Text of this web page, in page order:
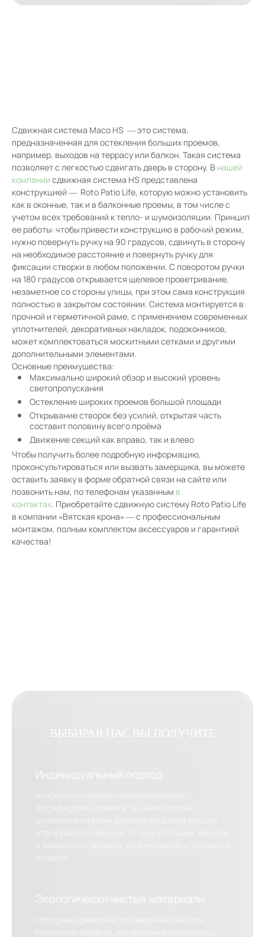
Сдвижная система Maco HS — это система,
предназначенная для остекления больших проемов,
например, выходов на террасу или балкон. Такая система
позволяет с легкостью сдвигать дверь в сторону. В нашей
компании сдвижная система HS представлена
конструкцией — Roto Patio Life, которую можно установить
как в оконные, так и в балконные проемы, в том числе с
учетом всех требований к тепло- и шумоизоляции. Принцип
ее работы: чтобы привести конструкцию в рабочий режим,
нужно повернуть ручку на 90 градусов, сдвинуть в сторону
на необходимое расстояние и повернуть ручку для
фиксации створки в любом положении. С поворотом ручки
на 180 градусов открывается щелевое проветривание,
незаметное со стороны улицы, при этом сама конструкция
полностью в закрытом состоянии. Система монтируется в
прочной и герметичной раме, с применением современных
уплотнителей, декоративных накладок, подоконников,
может комплектоваться москитными сетками и другими
дополнительными элементами.
Основные преимущества:
Максимально широкий обзор и высокий уровень
светопропускания
Остекление широких проемов большой площади
Открывание створок без усилий, открытая часть
составит половину всего проёма
Движение секций как вправо, так и влево
Чтобы получить более подробную информацию,
проконсультироваться или вызвать замерщика, вы можете
оставить заявку в форме обратной связи на сайте или
позвонить нам, по телефонам указанным в
контактах. Приобретайте сдвижную систему Roto Patio Life
в компании «Вятская крона» — с профессиональным
монтажом, полным комплектом аксессуаров и гарантией
качества!
ВЫБИРАЯ НАС ВЫ ПОЛУЧИТЕ
Индивидуальный подход
Экологически чистые материалы